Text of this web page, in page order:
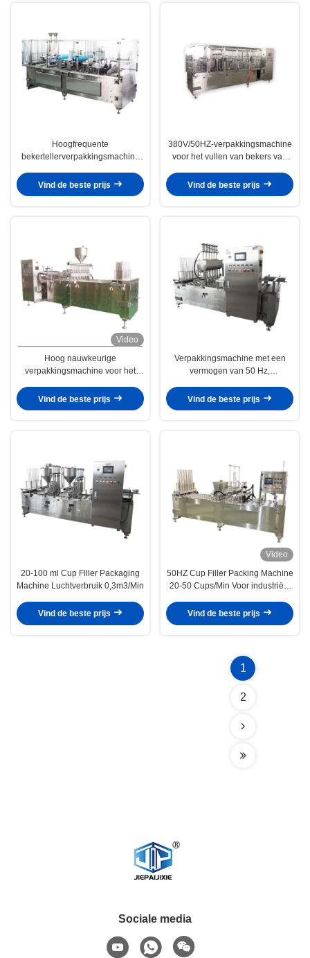
Hoogfrequente
bekertellerverpakkingsmachine
honing
Vind de beste prijs
380V/50HZ-verpakkingsmachine
voor het vullen van bekers van
gebruik
Vind de beste prijs
Video
Hoog nauwkeurige
verpakkingsmachine voor het
vullen met PLC-
besturingssysteem
Vind de beste prijs
Verpakkingsmachine met een
vermogen van 50 Hz,
voor industrieel gebruik
Vind de beste prijs
20-100 ml Cup Filler Packaging
Machine Luchtverbruik 0,3m3/Min
Vind de beste prijs
Video
50HZ Cup Filler Packing Machine
20-50 Cups/Min Voor industriële
Vind de beste prijs
1
2
Sociale media